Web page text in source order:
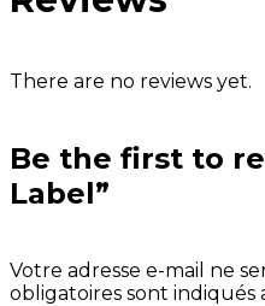
There are no reviews yet.
Be the first to
Label”
Votre adresse e-mail ne
obligatoires sont indiqués